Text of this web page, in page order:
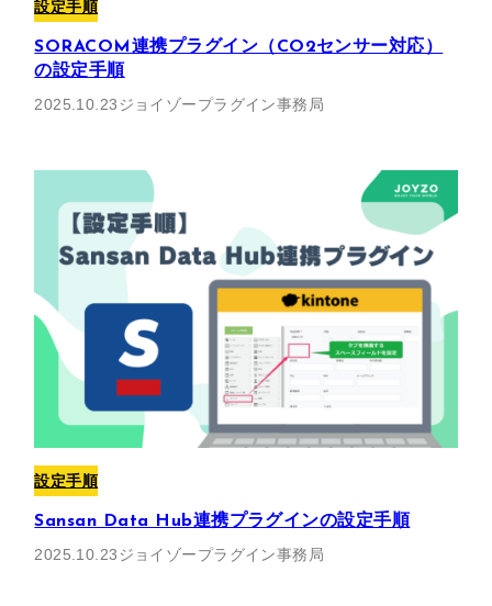
設定手順
SORACOM連携プラグイン（CO2センサー対応）
の設定手順
2025.10.23ジョイゾープラグイン事務局
設定手順
Sansan Data Hub連携プラグインの設定手順
2025.10.23ジョイゾープラグイン事務局